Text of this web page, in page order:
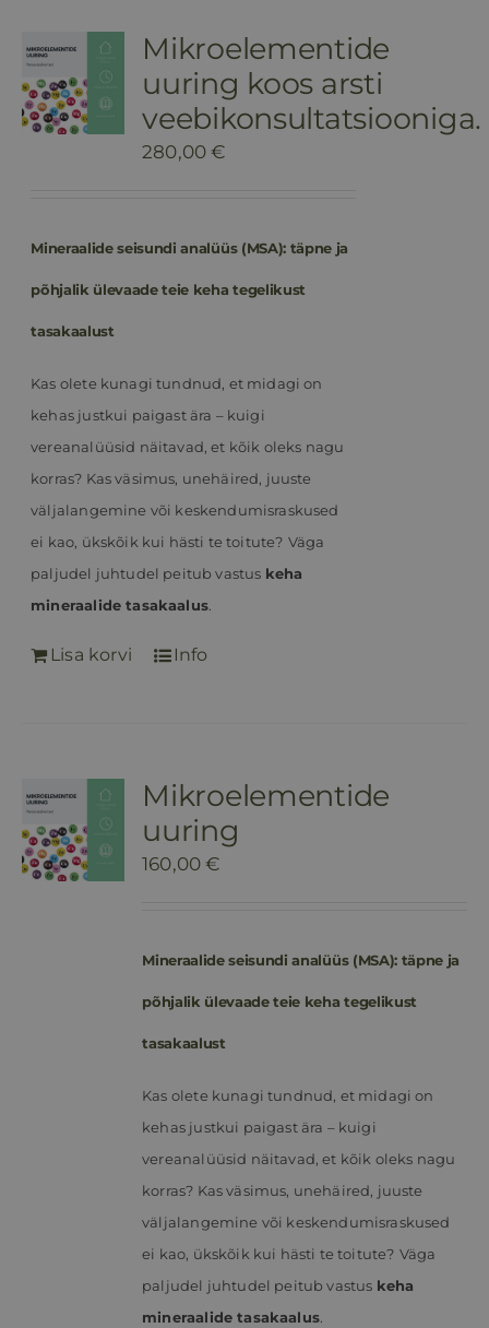
Mikroelementide
uuring koos arsti
veebikonsultatsiooniga.
280,00€
Mineraalide seisundi analüüs (MSA): täpne ja
põhjalik ülevaade teie keha tegelikust
tasakaalust
Kas olete kunagi tundnud, et midagi on
kehas justkui paigast ära – kuigi
vereanalüüsid näitavad, et kõik oleks nagu
korras? Kas väsimus, unehäired, juuste
väljalangemine või keskendumisraskused
ei kao, ükskõik kui hästi te toitute? Väga
paljudel juhtudel peitub vastus keha
mineraalide tasakaalus.
Lisa korvi Info
Mikroelementide
uuring
160,00€
Mineraalide seisundi analüüs (MSA): täpne ja
põhjalik ülevaade teie keha tegelikust
tasakaalust
Kas olete kunagi tundnud, et midagi on
kehas justkui paigast ära – kuigi
vereanalüüsid näitavad, et kõik oleks nagu
korras? Kas väsimus, unehäired, juuste
väljalangemine või keskendumisraskused
ei kao, ükskõik kui hästi te toitute? Väga
paljudel juhtudel peitub vastus keha
mineraalide tasakaalus.